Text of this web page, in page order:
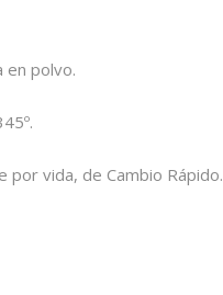
en polvo.
vida, de Cambio Rápido.